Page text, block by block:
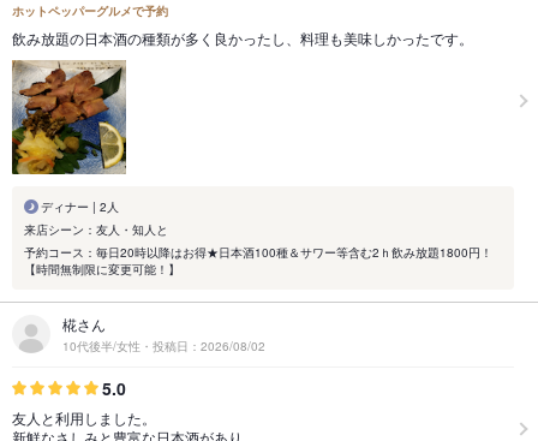
ホットペッパーグルメで予約
飲み放題の日本酒の種類が多く良かったし、料理も美味しかったです。
ディナー | 2人
来店シーン：友人・知人と
予約コース：毎日20時以降はお得★日本酒100種＆サワー等含む2ｈ飲み放題1800円！
【時間無制限に変更可能！】
椛さん
10代後半/女性・投稿日：2026/08/02
5.0
友人と利用しました。
新鮮なさしみと豊富な日本酒があり